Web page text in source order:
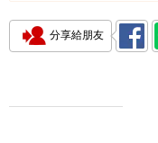
分享給朋友